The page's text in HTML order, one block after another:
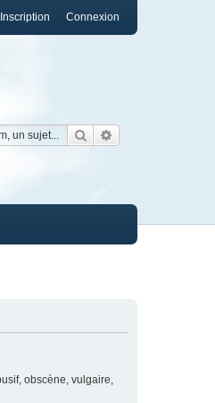
Connexion
Inscription
Rechercher
obscène, vulgaire,